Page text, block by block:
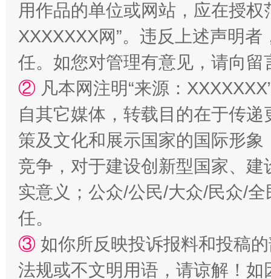
招工难、用工荒背后
用作品的单位或网站，应在授
XXXXXXX网”。违反上述声明
任。如您对管理有意见，请向
② 凡本网注明“来源：
自其它媒体，转载目的在于传
策及文化和展示国家的国际形
竞争，对于建设创新型国家、
实意义；公众/公民/大众/民众/
任。
③ 如你所反映投诉报料和投稿
法规或不文明用语，请谅解！